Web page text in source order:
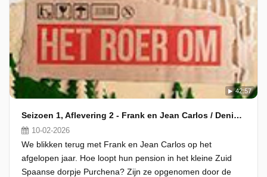
42:57
Seizoen 1, Aflevering 2 - Frank en Jean Carlos / Denise en Kasper
10-02-2026
We blikken terug met Frank en Jean Carlos op het
afgelopen jaar. Hoe loopt hun pension in het kleine Zuid
Spaanse dorpje Purchena? Zijn ze opgenomen door de